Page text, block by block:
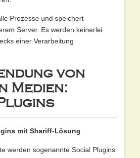
Prozesse und speichert
Server. Es werden keinerlei
einer Verarbeitung
von
Medien:
mit Shariff-Lösung
werden sogenannte Social Plugins